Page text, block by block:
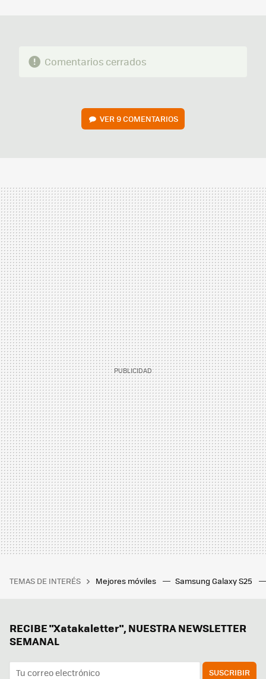
Comentarios cerrados
VER9 COMENTARIOS
TEMAS DE INTERÉS Mejores móviles Samsung Galaxy S25
RECIBE "Xatakaletter", NUESTRA NEWSLETTER
SEMANAL
SUSCRIBIR